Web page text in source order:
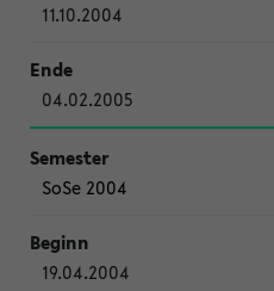
11.10.2004
04.02.2005
SoSe 2004
19.04.2004